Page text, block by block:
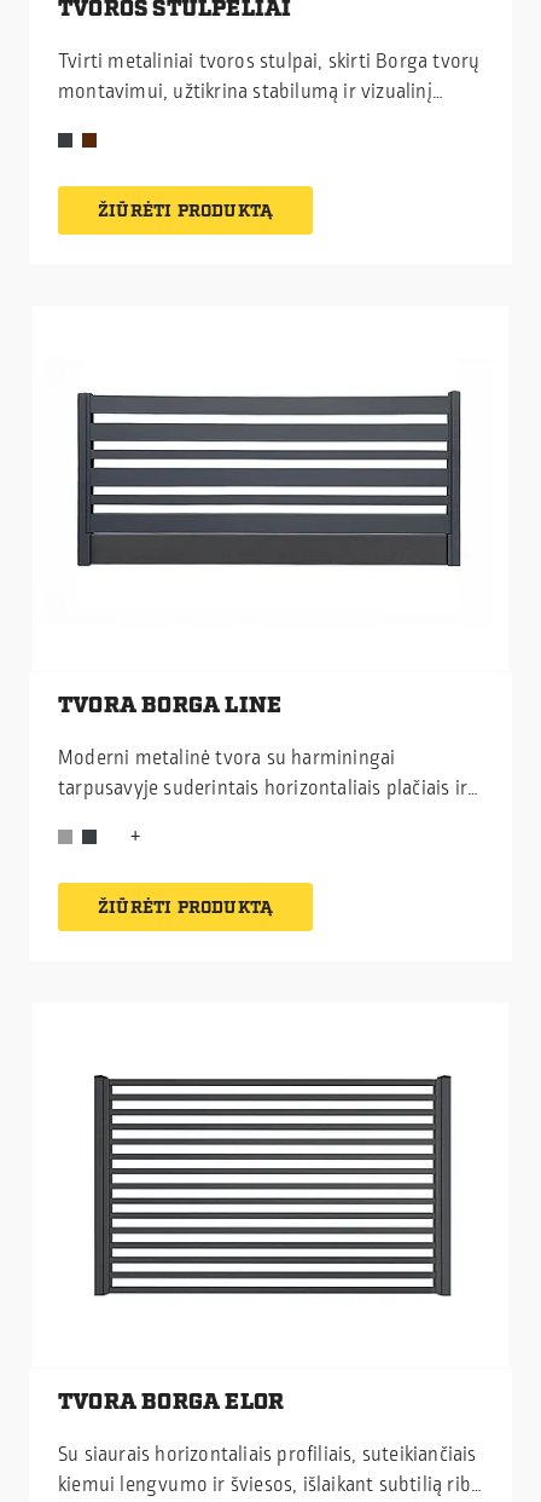
TVOROS STULPELIAI
Tvirti metaliniai tvoros stulpai, skirti Borga tvorų
montavimui, užtikrina stabilumą ir vizualinį
ŽIŪRĖTI PRODUKTĄ
TVORA BORGA LINE
Moderni metalinė tvora su harminingai
tarpusavyje suderintais horizontaliais plačiais ir
vizualinį lengvumą ir estetinę pusiausvyrą.
ŽIŪRĖTI PRODUKTĄ
TVORA BORGA ELOR
Su siaurais horizontaliais profiliais, suteikiančiais
kiemui lengvumo ir šviesos, išlaikant subtilią ribą